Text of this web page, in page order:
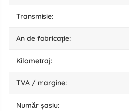
transmisie:
an de fabricație:
kilometraj:
TVA / margine:
număr șasiu: